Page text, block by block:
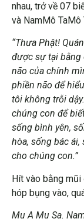
nhau, trở về 07
và NamMô TaMô
“Thưa Phật!
được sự tại bằng
não của chính
phiền não để
tôi không trỗi
chúng con để
sống bình yên,
hòa, sống bác
cho chúng con.”
Hít vào bằng
hóp bụng vào,
Mu A Mu Sa.